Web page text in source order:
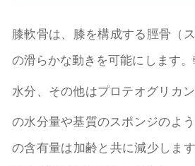
膝軟骨は、膝を構成する脛骨（
の滑らかな動きを可能にします
水分、その他はプロテオグリカ
の水分量や基質のスポンジのよ
の含有量は加齢と共に減少しま